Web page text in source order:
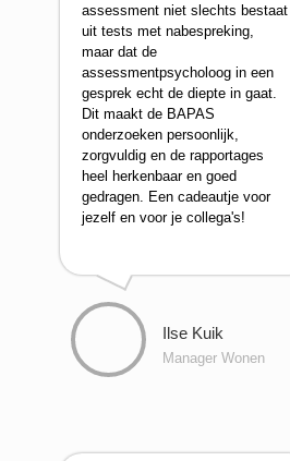
assessment niet slechts bestaat
uit tests met nabespreking,
maar dat de
assessmentpsycholoog in een
gesprek echt de diepte in gaat.
Dit maakt de BAPAS
onderzoeken persoonlijk,
zorgvuldig en de rapportages
heel herkenbaar en goed
gedragen. Een cadeautje voor
jezelf en voor je collega's!
Ilse Kuik
Manager Wonen